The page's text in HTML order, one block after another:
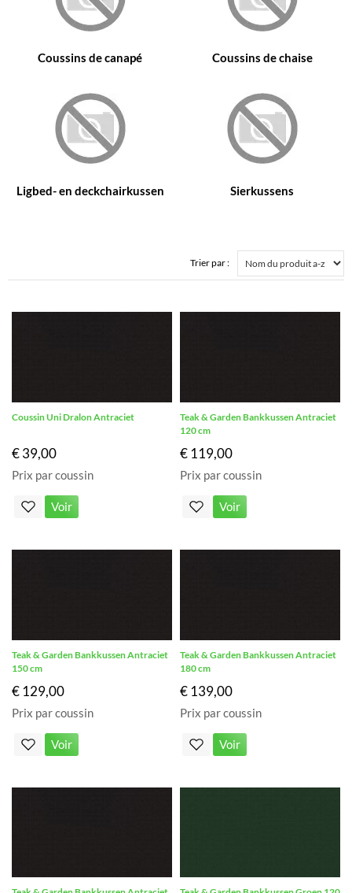
Coussins de canapé Coussins de chaise
Ligbed- en deckchairkussen Sierkussens
Trier par :
Coussin Uni Dralon Antraciet
€ 39,00
Prix par coussin
Voir
Teak & Garden Bankkussen Antraciet
120 cm
€ 119,00
Prix par coussin
Voir
Teak & Garden Bankkussen Antraciet
150 cm
€ 129,00
Prix par coussin
Voir
Teak & Garden Bankkussen Antraciet
180 cm
€ 139,00
Prix par coussin
Voir